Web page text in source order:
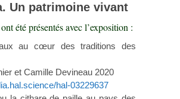
Un patrimoine vivant
été présentés avec l’exposition :
au cœur des traditions des
et Camille Devineau 2020
hal-03229637